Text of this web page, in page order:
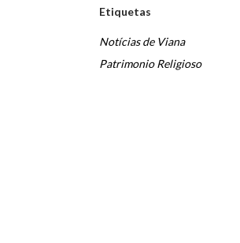
Etiquetas
Notícias de Viana
Patrimonio Religioso